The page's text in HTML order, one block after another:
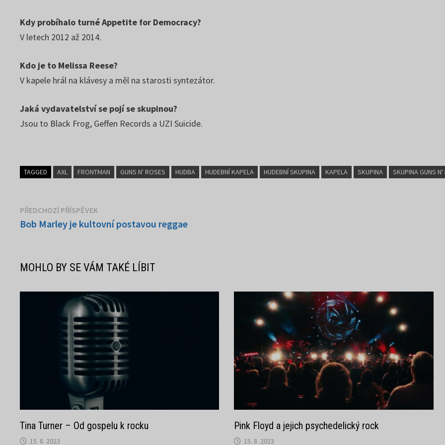
Kdy probíhalo turné Appetite for Democracy?
V letech 2012 až 2014.
Kdo je to Melissa Reese?
V kapele hrál na klávesy a měl na starosti syntezátor.
Jaká vydavatelství se pojí se skupinou?
Jsou to Black Frog, Geffen Records a UZI Suicide.
TAGGED AXL FRONTMAN GUNS N' ROSES HUDBA HUDEBNÍ KAPELA HUDEBNÍ SKUPINA KAPELA SKUPINA SKUPINA GUNS N'
Navigace
pro
PŘEDCHOZÍ PŘÍSPĚVEK
příspěvek:
Bob Marley je kultovní postavou reggae
MOHLO BY SE VÁM TAKÉ LÍBIT
Tina Turner – Od gospelu k rocku
15. 8. 2023
Pink Floyd a jejich psychedelický rock
15. 8. 2023